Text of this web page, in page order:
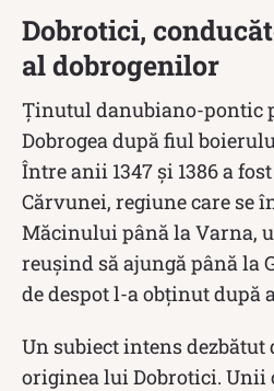
Dobrotici,
al dobrogenilor
Ținutul danubiano-pontic
Dobrogea după fiul
Între anii 1347 și 1386 a
Cărvunei, regiune care se
Măcinului până la Varna,
reușind să ajungă până la
de despot l-a obținut după
Un subiect intens dezbătut
originea lui Dobrotici. Unii